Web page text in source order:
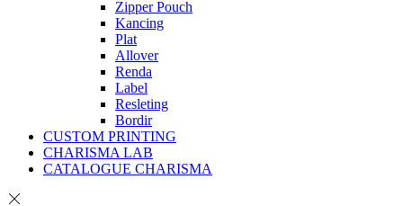
Zipper Pouch
Kancing
Plat
Allover
Renda
Label
Resleting
Bordir
CUSTOM PRINTING
CHARISMA LAB
CATALOGUE CHARISMA